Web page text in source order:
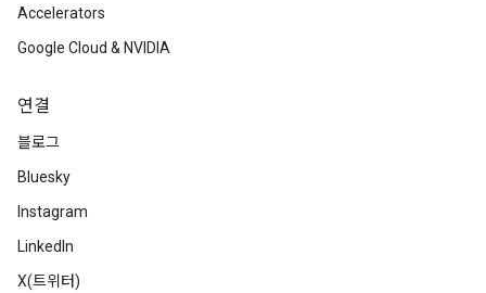
Accelerators
Google Cloud & NVIDIA
연결
블로그
Bluesky
Instagram
LinkedIn
X(트위터)